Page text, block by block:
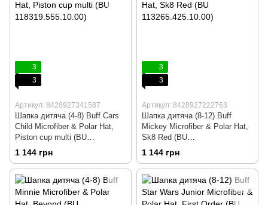
3
3
Артикул: 8428927341587
Шапка дитяча (4-8) Buff Cars
Child Microfiber & Polar Hat,
Piston cup multi (BU
118319.555.10.00)
1 144 грн
3
3
Артикул: 8428927222763
Шапка дитяча (8-12) Buff
Mickey Microfiber & Polar Hat,
Sk8 Red (BU
113265.425.10.00)
1 144 грн